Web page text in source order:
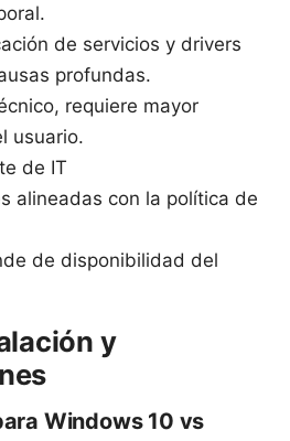
de servicios y drivers
profundas.
requiere mayor
usuario.
de IT
alineadas con la política de
de disponibilidad del
y
Windows 10 vs